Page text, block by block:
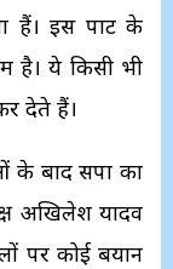
हैं। इस पार्टी के
है। ये किसी भी
देते हैं।
के बाद सपा का
अखिलेश यादव
पर कोई बयान